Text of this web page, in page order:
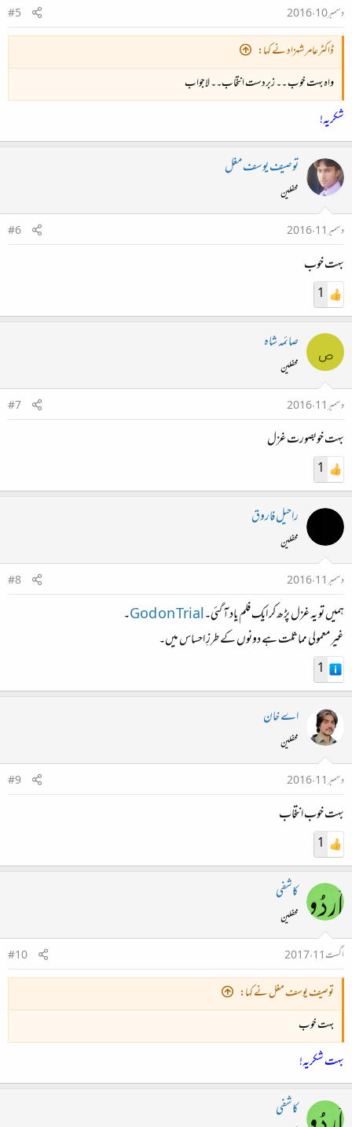
دسمبر 10، 2016 #5
ڈاکٹرعامر شہزاد نے کہا:
واہ بہت خوب ۔۔ زبردست انتخاب۔۔ لاجواب
شکریہ!
توصیف یوسف مغل
محفلین
دسمبر 11، 2016
#6
بہت خوب
1
ص صائمہ شاہ
محفلین
دسمبر 11، 2016
#7
بہت خوبصورت غزل
1
راحیل فاروق
محفلین
دسمبر 11، 2016
#8
ہمیں تو یہ غزل پڑھ کر ایک فلم یاد آ گئی۔God on Trial۔
غیر معمولی مماثلت ہے دونوں کے طرزِ احساس میں۔
1
اے خان
محفلین
دسمبر 11، 2016
#9
بہت خوب انتخاب
1
کاشفی
محفلین
اگست 11، 2017
#10
توصیف یوسف مغل نے کہا:
بہت خوب
بہت شکریہ!
کاشفی